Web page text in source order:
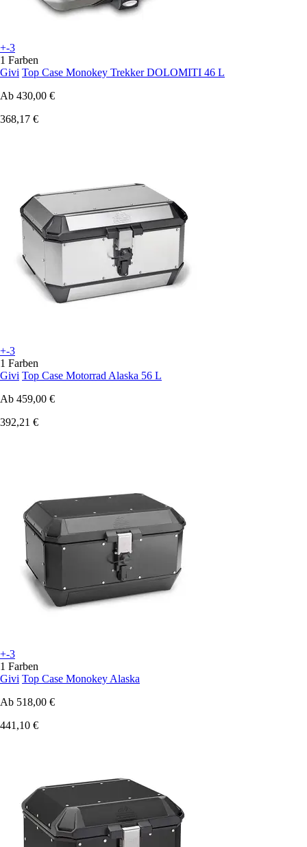
+-3
1 Farben
Givi Top Case Monokey Trekker DOLOMITI 46 L
Ab 430,00 €
368,17 €
+-3
1 Farben
Givi Top Case Motorrad Alaska 56 L
Ab 459,00 €
392,21 €
+-3
1 Farben
Givi Top Case Monokey Alaska
Ab 518,00 €
441,10 €